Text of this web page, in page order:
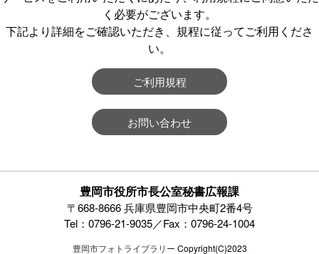
く必要がございます。
下記より詳細をご確認いただき、規程に従ってご利用くださ
い。
ご利用規程
お問い合わせ
豊岡市役所市長公室秘書広報課
〒668-8666 兵庫県豊岡市中央町2番4号
Tel：0796-21-9035／Fax：0796-24-1004
豊岡市フォトライブラリー Copyright(C)2023